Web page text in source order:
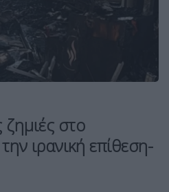
στο
ιρανική επίθεση-